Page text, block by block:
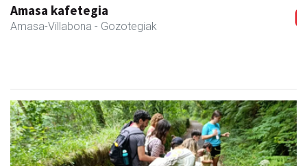
Amasa kafetegia
Amasa-Villabona - Gozotegiak